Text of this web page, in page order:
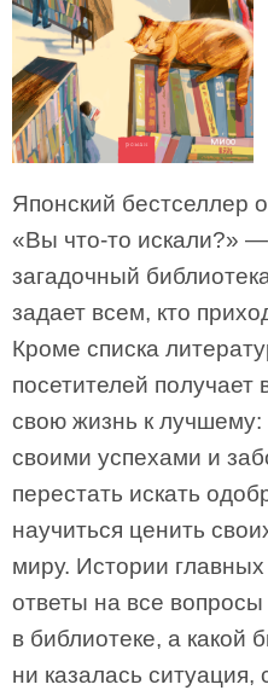
Японский бестселлер
«Вы что-то искали?»
загадочный
задает всем, кто
Кроме списка
посетителей
свою жизнь к лучшему:
своими успехами и
перестать искать
научиться ценить
миру. Истории главных
ответы на все
в библиотеке, а какой
ни казалась